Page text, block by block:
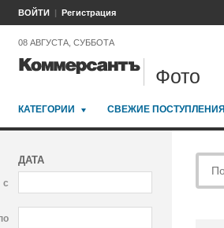
ВОЙТИ Регистрация
08 АВГУСТА, СУББОТА
Фото
КАТЕГОРИИ СВЕЖИЕ ПОСТУПЛЕНИЯ
ДАТА
с